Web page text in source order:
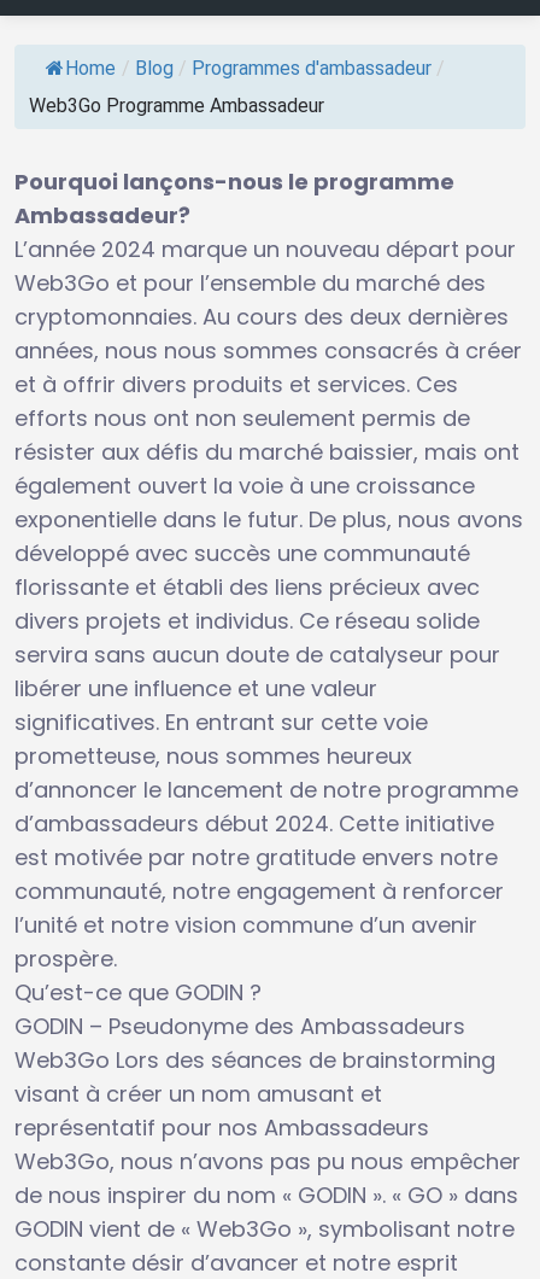
Home / Blog / Programmes d'ambassadeur /
Web3Go Programme Ambassadeur
Pourquoi lançons-nous le programme
Ambassadeur?
L’année 2024 marque un nouveau départ pour
Web3Go et pour l’ensemble du marché des
cryptomonnaies. Au cours des deux dernières
années, nous nous sommes consacrés à créer
et à offrir divers produits et services. Ces
efforts nous ont non seulement permis de
résister aux défis du marché baissier, mais ont
également ouvert la voie à une croissance
exponentielle dans le futur. De plus, nous avons
développé avec succès une communauté
florissante et établi des liens précieux avec
divers projets et individus. Ce réseau solide
servira sans aucun doute de catalyseur pour
libérer une influence et une valeur
significatives. En entrant sur cette voie
prometteuse, nous sommes heureux
d’annoncer le lancement de notre programme
d’ambassadeurs début 2024. Cette initiative
est motivée par notre gratitude envers notre
communauté, notre engagement à renforcer
l’unité et notre vision commune d’un avenir
prospère.
Qu’est-ce que GODIN ?
GODIN – Pseudonyme des Ambassadeurs
Web3Go Lors des séances de brainstorming
visant à créer un nom amusant et
représentatif pour nos Ambassadeurs
Web3Go, nous n’avons pas pu nous empêcher
de nous inspirer du nom « GODIN ». « GO » dans
GODIN vient de « Web3Go », symbolisant notre
constante désir d’avancer et notre esprit